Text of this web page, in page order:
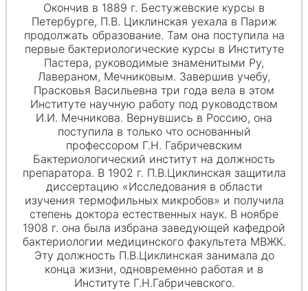
Окончив в 1889 г. Бестужевские курсы в
Петербурге, П.В. Циклинская уехала в Париж
продолжать образование. Там она поступила на
первые бактериологические курсы в Институте
Пастера, руководимые знаменитыми Ру,
Лавераном, Мечниковым. Завершив учебу,
Прасковья Васильевна три года вела в этом
Институте научную работу под руководством
И.И. Мечникова. Вернувшись в Россию, она
поступила в только что основанный
профессором Г.Н. Габричевским
Бактериологический институт на должность
препаратора. В 1902 г. П.В.Циклинская защитила
диссертацию «Исследования в области
изучения термофильных микробов» и получила
степень доктора естественных наук. В ноябре
1908 г. она была избрана заведующей кафедрой
бактериологии медицинского факультета МВЖК.
Эту должность П.В.Циклинская занимала до
конца жизни, одновременно работая и в
Институте Г.Н.Габричевского.